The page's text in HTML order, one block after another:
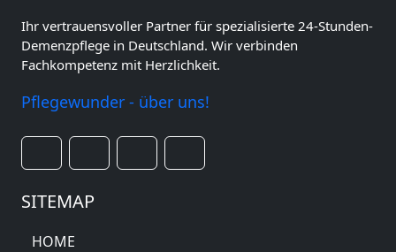
Ihr vertrauensvoller Partner für spezialisierte 24-Stunden-
Demenzpflege in Deutschland. Wir verbinden
Fachkompetenz mit Herzlichkeit.
Pflegewunder - über uns!
SITEMAP
HOME